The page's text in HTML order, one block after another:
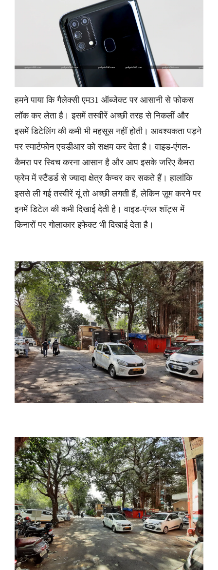
हमने पाया कि गैलेक्सी एम31 ऑब्जेक्ट पर आसानी से फोकस
लॉक कर लेता है। इसमें तस्वीरें अच्छी तरह से निकलीं और
इसमें डिटेलिंग की कमी भी महसूस नहीं होती। आवश्यकता पड़ने
पर स्मार्टफोन एचडीआर को सक्षम कर देता है। वाइड-एंगल-
कैमरा पर स्विच करना आसान है और आप इसके जरिए कैमरा
फ्रेम में स्टैंडर्ड से ज्यादा क्षेत्र कैप्चर कर सकते हैं। हालांकि
इससे ली गई तस्वीरें यूं तो अच्छी लगती हैं, लेकिन ज़ूम करने पर
इनमें डिटेल की कमी दिखाई देती है। वाइड-एंगल शॉट्स में
किनारों पर गोलाकार इफेक्ट भी दिखाई देता है।